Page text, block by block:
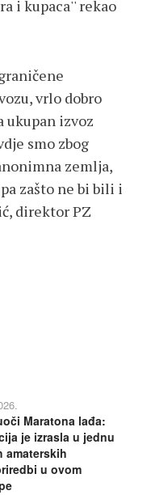
i kupaca'' rekao
vrlo dobro
ukupan izvoz
smo zbog
zemlja,
zašto ne bi bili i
direktor PZ
Maratona lađa:
je izrasla u jednu
amaterskih
u ovom